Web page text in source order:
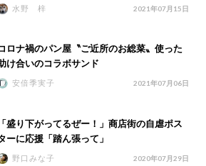
水野 梓 2021年07月15日
ロナ禍のパン屋〝ご近所のお総菜〟使った
け合いのコラボサンド
安倍季実子 2021年07月06日
「盛り下がってるぜー！」商店街の自虐ポス
ーに応援「踏ん張って」
野口みな子 2020年07月29日